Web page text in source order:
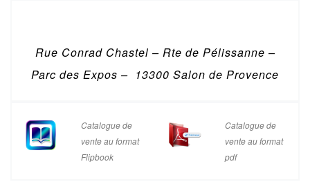
Rue Conrad Chastel – Rte de Pélissanne –
Parc des Expos – 13300 Salon de Provence
Catalogue de
vente au format
Flipbook
Catalogue de
vente au format
pdf